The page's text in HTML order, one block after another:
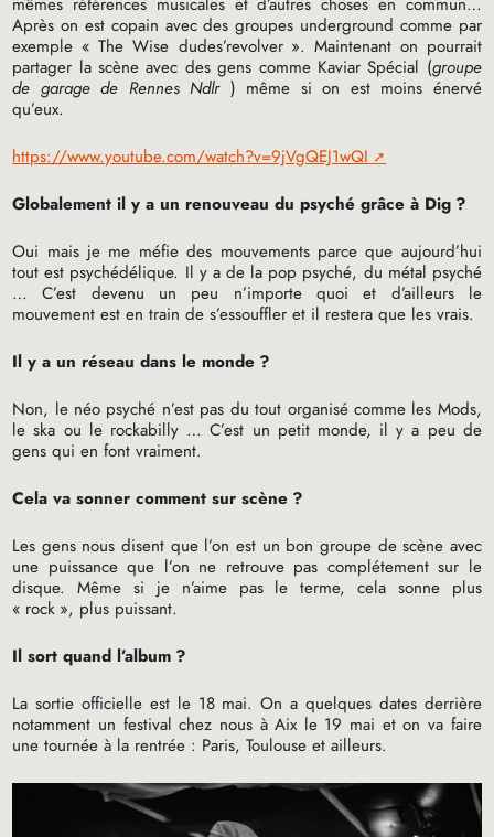
Après on est copain avec des groupes underground comme par
exemple « The Wise dudes’revolver ». Maintenant on pourrait
partager la scène avec des gens comme Kaviar Spécial (groupe
de garage de Rennes Ndlr ) même si on est moins énervé
qu’eux.
https://www.youtube.com/watch?v=9jVgQEJ1wQI
Globalement il y a un renouveau du psyché grâce à Dig ?
Oui mais je me méfie des mouvements parce que aujourd’hui
tout est psychédélique. Il y a de la pop psyché, du métal psyché
… C’est devenu un peu n’importe quoi et d’ailleurs le
mouvement est en train de s’essouffler et il restera que les vrais.
Il y a un réseau dans le monde ?
Non, le néo psyché n’est pas du tout organisé comme les Mods,
le ska ou le rockabilly … C’est un petit monde, il y a peu de
gens qui en font vraiment.
Cela va sonner comment sur scène ?
Les gens nous disent que l’on est un bon groupe de scène avec
une puissance que l’on ne retrouve pas complétement sur le
disque. Même si je n’aime pas le terme, cela sonne plus
« rock », plus puissant.
Il sort quand l’album ?
La sortie officielle est le 18 mai. On a quelques dates derrière
notamment un festival chez nous à Aix le 19 mai et on va faire
une tournée à la rentrée : Paris, Toulouse et ailleurs.